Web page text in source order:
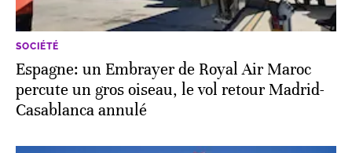
SOCIÉTÉ
Espagne: un Embrayer de Royal Air Maroc
percute un gros oiseau, le vol retour Madrid-
Casablanca annulé